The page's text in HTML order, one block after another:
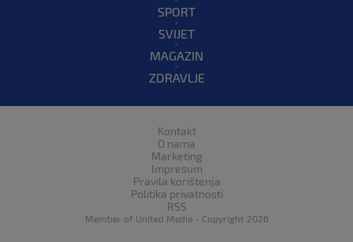
SPORT
SVIJET
MAGAZIN
ZDRAVLJE
Kontakt
O nama
Marketing
Impresum
Pravila korištenja
Politika privatnosti
RSS
Member of United Media - Copyright 2026